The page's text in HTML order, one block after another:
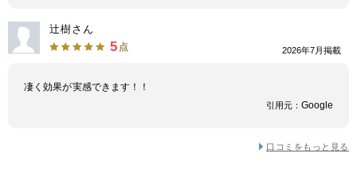
辻樹さん
5 点 2026年7月掲載
凄く効果が実感できます！！
引用元： Google
口コミをもっと見る